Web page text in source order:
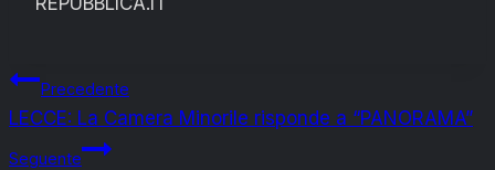
Navigazione
articoli
Precedente
LECCE: La Camera Minorile risponde a “PANORAMA”
Seguente